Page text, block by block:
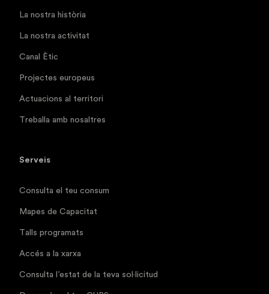
La nostra història
La nostra activitat
Canal Ètic
Projectes europeus
Actuacions al territori
Treballa amb nosaltres
Serveis
Consulta el teu consum
Mapes de Capacitat
Talls programats
Accés a la xarxa
Consulta l’estat de la teva sol·licitud